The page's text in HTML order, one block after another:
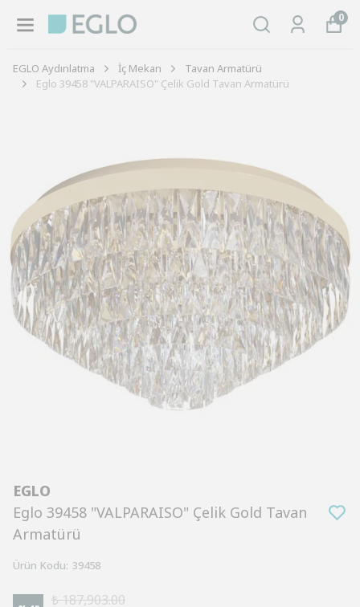
0
EGLO Aydınlatma İç Mekan
Tavan Armatürü
Eglo 39458 "VALPARAISO" Çelik Gold Tavan Armatürü
EGLO
Eglo 39458 "VALPARAISO" Çelik Gold Tavan
Armatürü
Ürün Kodu: 39458
₺ 187,903.00